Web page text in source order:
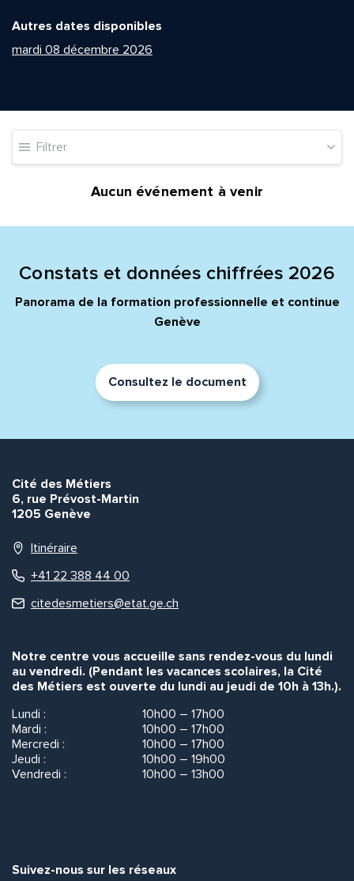
Autres dates disponibles
mardi 08 décembre 2026
Filtrer
Aucun événement à venir
Constats et données chiffrées 2026
Panorama de la formation professionnelle et continue
Genève
Consultez le document
Cité des Métiers
6, rue Prévost-Martin
1205 Genève
Itinéraire
+41 22 388 44 00
citedesmetiers@etat.ge.ch
Notre centre vous accueille sans rendez-vous du lundi
au vendredi. (Pendant les vacances scolaires, la Cité
des Métiers est ouverte du lundi au jeudi de 10h à 13h.).
Lundi :
10h00 – 17h00
Mardi :
10h00 – 17h00
Mercredi :
10h00 – 17h00
Jeudi :
10h00 – 19h00
Vendredi :
10h00 – 13h00
Suivez-nous sur les réseaux
Prénom et nom*
Quelle est la pertinence de cette page?
Commentaire*